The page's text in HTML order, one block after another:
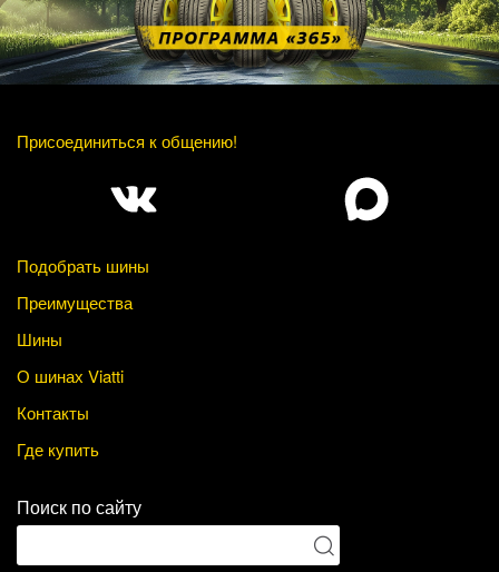
Присоединиться к общению!
Подобрать шины
Преимущества
Шины
О шинах Viatti
Контакты
Где купить
Поиск по сайту